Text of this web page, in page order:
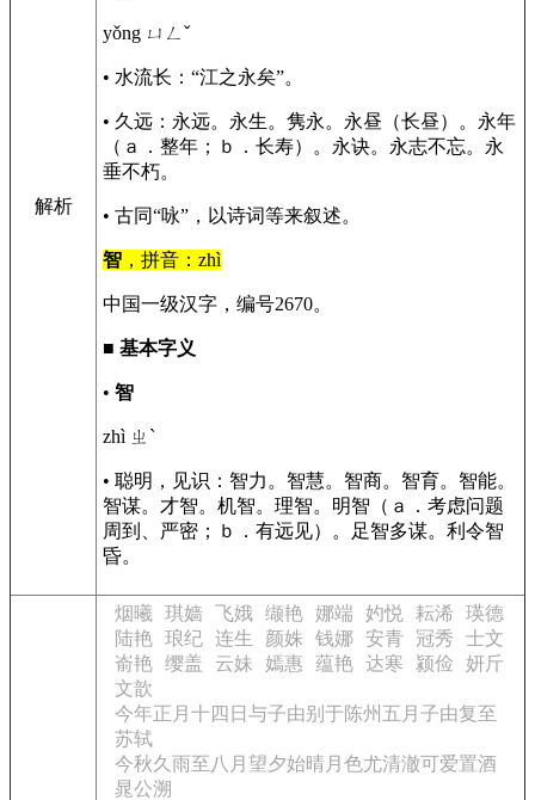
解析
yǒng ㄩㄥˇ
• 水流长：“江之永矣”。
• 久远：永远。永生。隽永。永昼（长昼）。永年
（ａ．整年；ｂ．长寿）。永诀。永志不忘。永
垂不朽。
• 古同“咏”，以诗词等来叙述。
智 ，拼音：zhì
中国一级汉字，编号2670。
■ 基本字义
• 智
zhì ㄓˋ
• 聪明，见识：智力。智慧。智商。智育。智能。
智谋。才智。机智。理智。明智（ａ．考虑问题
周到、严密；ｂ．有远见）。足智多谋。利令智
昏。
烟曦 琪嫱 飞娥 缬艳 娜端 妁悦 耘浠
瑛德
陆艳 琅纪 连生 颜姝 钱娜 安青 冠秀
士文
嵛艳 缨盖 云妹 嫣惠 蕴艳 达寒 颍俭
妍斤
文歆
今年正月十四日与子由别于陈州五月子由复至
苏轼
今秋久雨至八月望夕始晴月色尤清澈可爱置酒
晁公溯